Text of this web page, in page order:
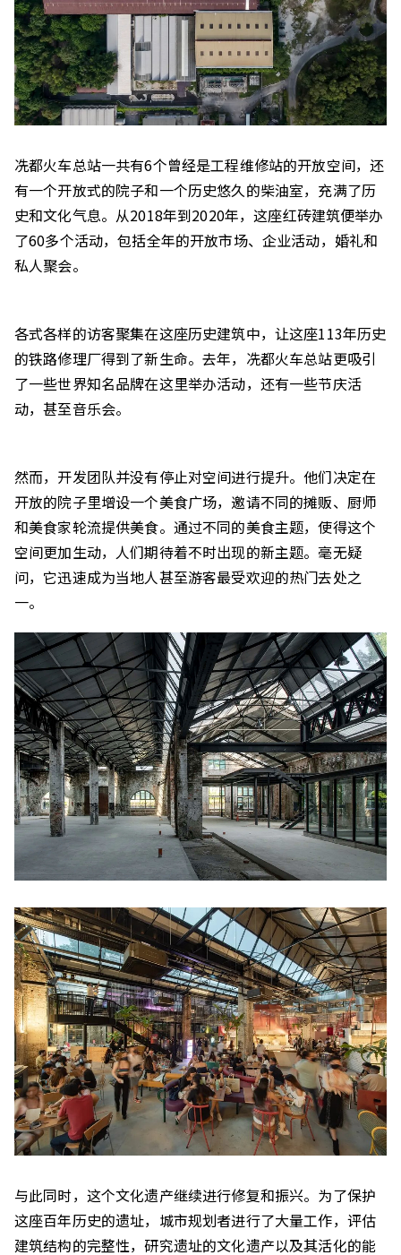
冼都火车总站一共有6个曾经是工程维修站的开放空间，还
有一个开放式的院子和一个历史悠久的柴油室，充满了历
史和文化气息。从2018年到2020年，这座红砖建筑便举办
了60多个活动，包括全年的开放市场、企业活动，婚礼和
私人聚会。
各式各样的访客聚集在这座历史建筑中，让这座113年历史
的铁路修理厂得到了新生命。去年，冼都火车总站更吸引
了一些世界知名品牌在这里举办活动，还有一些节庆活
动，甚至音乐会。
然而，开发团队并没有停止对空间进行提升。他们决定在
开放的院子里增设一个美食广场，邀请不同的摊贩、厨师
和美食家轮流提供美食。通过不同的美食主题，使得这个
空间更加生动，人们期待着不时出现的新主题。毫无疑
问，它迅速成为当地人甚至游客最受欢迎的热门去处之
一。
与此同时，这个文化遗产继续进行修复和振兴。为了保护
这座百年历史的遗址，城市规划者进行了大量工作，评估
建筑结构的完整性，研究遗址的文化遗产以及其活化的能